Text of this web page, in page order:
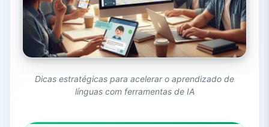
Dicas estratégicas para acelerar o aprendizado de
línguas com ferramentas de IA